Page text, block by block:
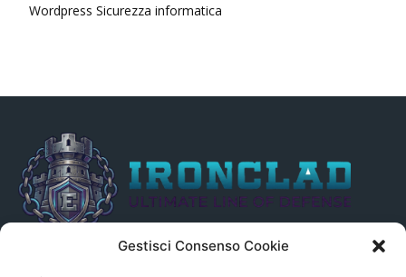
Gestisci Consenso Cookie
Wordpress Sicurezza informatica